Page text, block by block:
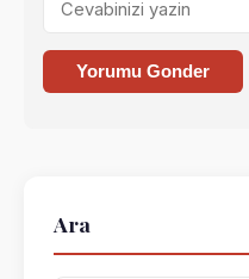
Yorumu Gonder
Ara